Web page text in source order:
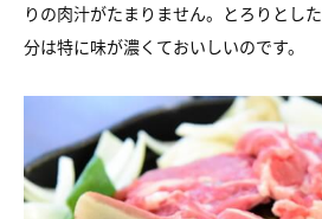
りの肉汁がたまりません。とろりとし
分は特に味が濃くておいしいのです。